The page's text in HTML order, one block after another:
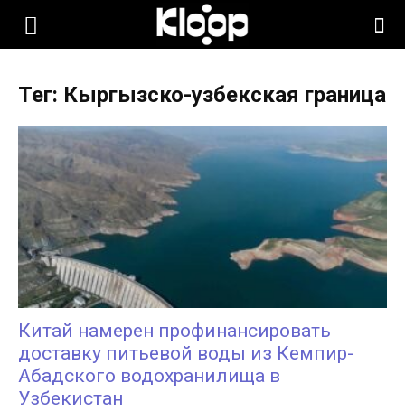
KLOOP.KG
Новости
Кыргызстана
Тег: Кыргызско-узбекская граница
Китай намерен профинансировать
доставку питьевой воды из Кемпир-
Абадского водохранилища в
Узбекистан